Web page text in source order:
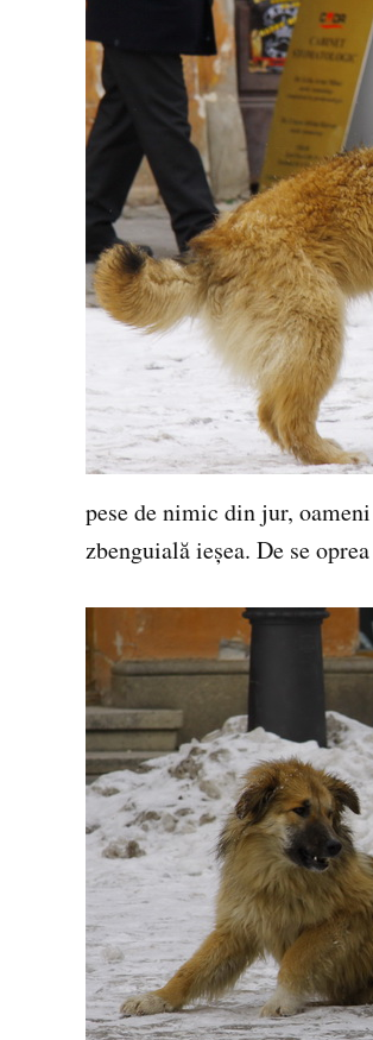
pese de nimic din jur,
zbenguială ieşea. De se